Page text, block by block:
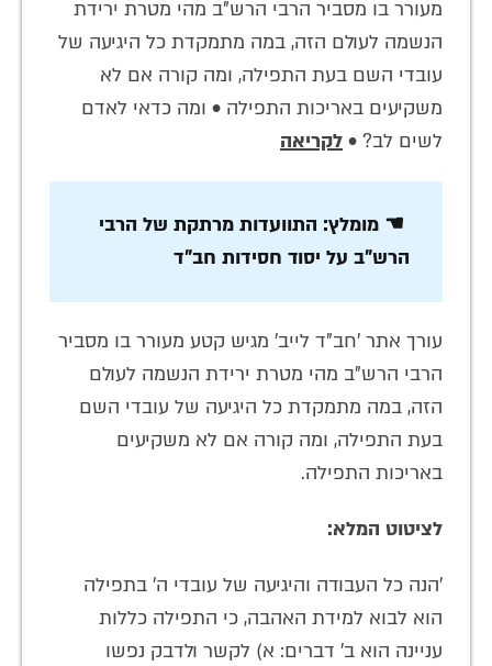
מעורר בו מסביר הרבי הרש"ב מהי מטרת ירידת
הנשמה לעולם הזה, במה מתמקדת כל היגיעה של
עובדי השם בעת התפילה, ומה קורה אם לא
משקיעים באריכות התפילה • ומה כדאי לאדם
לשים לב? • לקריאה
☚ מומלץ: התוועדות מרתקת של הרבי
הרש"ב על יסוד חסידות חב"ד
עורך אתר 'חב"ד לייב' מגיש קטע מעורר בו מסביר
הרבי הרש"ב מהי מטרת ירידת הנשמה לעולם
הזה, במה מתמקדת כל היגיעה של עובדי השם
בעת התפילה, ומה קורה אם לא משקיעים
באריכות התפילה.
לציטוט המלא:
'הנה כל העבודה והיגיעה של עובדי ה' בתפילה
הוא לבוא למידת האהבה, כי התפילה כללות
עניינה הוא ב' דברים: א) לקשר ולדבק נפשו